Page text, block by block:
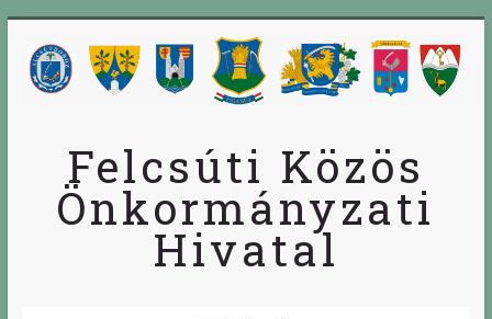
Felcsúti Közös
Önkormányzati
Hivatal